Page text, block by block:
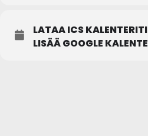
LATAA ICS
LISÄÄ GOOGLE